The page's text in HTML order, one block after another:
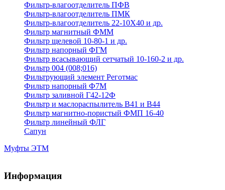
Фильтр-влагоотделитель ПФВ
Фильтр-влагоотделитель ПМК
Фильтр-влагоотделитель 22-10Х40 и др.
Фильтр магнитный ФММ
Фильтр щелевой 10-80-1 и др.
Фильтр напорный ФГМ
Фильтр всасывающий сетчатый 10-160-2 и др.
Фильтр 004 (008;016)
Фильтрующий элемент Реготмас
Фильтр напорный Ф7М
Фильтр заливной Г42-12Ф
Фильтр и маслораспылитель В41 и В44
Фильтр магнитно-пористый ФМП 16-40
Фильтр линейный ФЛГ
Сапун
Муфты ЭТМ
Информация